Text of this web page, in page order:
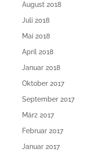
August 2018
Juli 2018
Mai 2018
April 2018
Januar 2018
Oktober 2017
September 2017
März 2017
Februar 2017
Januar 2017